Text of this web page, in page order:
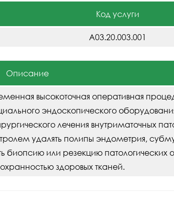
Код услуги
A03.20.003.001
Описание
высокоточная оперативная
эндоскопического
лечения внутриматочных
удалять полипы эндометрия,
биопсию или резекцию патологических
здоровых тканей.